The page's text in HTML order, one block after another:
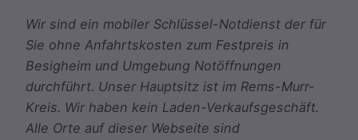
Wir sind ein mobiler Schlüssel-Notdienst der für
Sie ohne Anfahrtskosten zum Festpreis in
Besigheim und Umgebung Notöffnungen
durchführt. Unser Hauptsitz ist im Rems-Murr-
Kreis. Wir haben kein Laden-Verkaufsgeschäft.
Alle Orte auf dieser Webseite sind